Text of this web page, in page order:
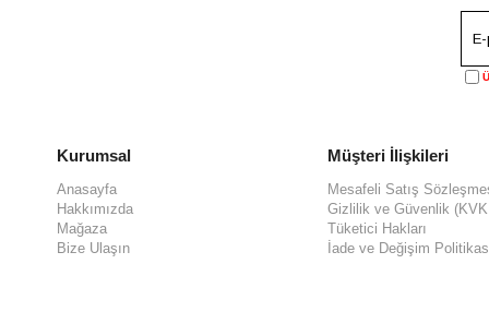
Kurumsal
Anasayfa
Hakkımızda
Mağaza
Bize Ulaşın
Müşteri İlişkileri
Mesafeli Satış
Gizlilik ve Güvenlik
Tüketici Hakları
İade ve Değişim